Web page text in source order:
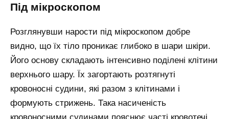
під мікроскопом
Розглянувши нарости під мікроскопом добре
видно, що їх тіло проникає глибоко в шари шкіри.
Його основу складають інтенсивно поділені клітини
верхнього шару. Їх загортають розтягнуті
кровоносні судини, які разом з клітинами і
формують стрижень. Така насиченість